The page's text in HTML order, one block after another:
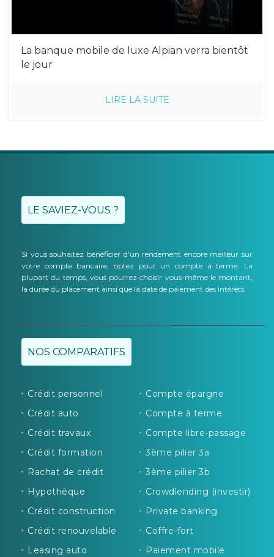
La banque mobile de luxe Alpian verra bientôt
le jour
LIRE LA SUITE
LE SAVIEZ-VOUS ?
Si vous souhaitez bénéficier d'un rendement encore meilleur sur
votre compte bancaire, optez pour un compte à terme. La
plupart du temps, vous pourrez choisir vous-même le montant,
la durée du placement ainsi que la date de paiement des intérêts.
NOS COMPARATIFS
Crédit personnel
Crédit auto
Crédit travaux
Crédit formation
Rachat de crédit
Hypothèque
Crédit construction
Crédit renouvelable
Leasing auto
Compte épargne
Compte à terme
Compte libre-passage
3ème pilier 3a
3ème pilier 3b
Crowdlending (investir)
Private banking
Coffre-fort
Paiement mobile